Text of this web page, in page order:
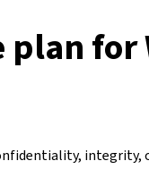
for
integrity,